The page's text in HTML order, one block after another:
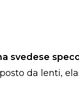
svedese
da lenti,